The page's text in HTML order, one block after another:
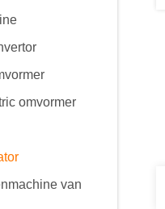
omvormer
van